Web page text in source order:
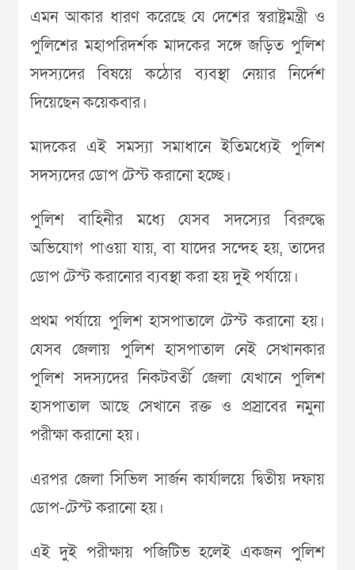
এমন আকার ধারণ করেছে যে দেশের স্বরাষ্ট্রমন্ত্রী ও
পুলিশের মহাপরিদর্শক মাদকের সঙ্গে জড়িত পুলিশ
সদস্যদের বিষয়ে কঠোর ব্যবস্থা নেয়ার নির্দেশ
দিয়েছেন কয়েকবার।
মাদকের এই সমস্যা সমাধানে ইতিমধ্যেই পুলিশ
সদস্যদের ডোপ টেস্ট করানো হচ্ছে।
পুলিশ বাহিনীর মধ্যে যেসব সদস্যের বিরুদ্ধে
অভিযোগ পাওয়া যায়, বা যাদের সন্দেহ হয়, তাদের
ডোপ টেস্ট করানোর ব্যবস্থা করা হয় দুই পর্যায়ে।
প্রথম পর্যায়ে পুলিশ হাসপাতালে টেস্ট করানো হয়।
যেসব জেলায় পুলিশ হাসপাতাল নেই সেখানকার
পুলিশ সদস্যদের নিকটবর্তী জেলা যেখানে পুলিশ
হাসপাতাল আছে সেখানে রক্ত ও প্রস্রাবের নমুনা
পরীক্ষা করানো হয়।
এরপর জেলা সিভিল সার্জন কার্যালয়ে দ্বিতীয় দফায়
ডোপ-টেস্ট করানো হয়।
এই দুই পরীক্ষায় পজিটিভ হলেই একজন পুলিশ